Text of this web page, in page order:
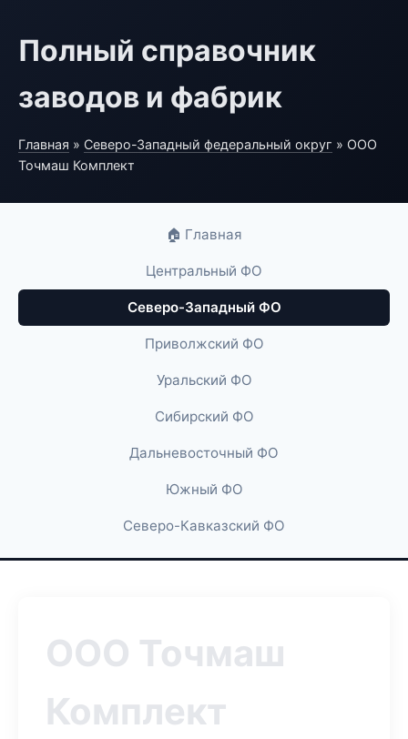
Полный справочник
заводов и фабрик
Главная » Северо-Западный федеральный округ » ООО
Точмаш Комплект
🏠 Главная
Центральный ФО
Северо-Западный ФО
Приволжский ФО
Уральский ФО
Сибирский ФО
Дальневосточный ФО
Южный ФО
Северо-Кавказский ФО
ООО Точмаш
Комплект